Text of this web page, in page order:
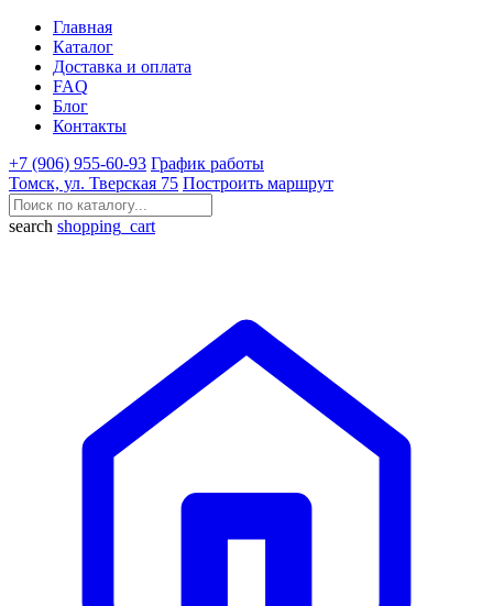
Главная
Каталог
Доставка и оплата
FAQ
Блог
Контакты
+7 (906) 955-60-93 График работы
Томск, ул. Тверская 75 Построить маршрут
search shopping_cart